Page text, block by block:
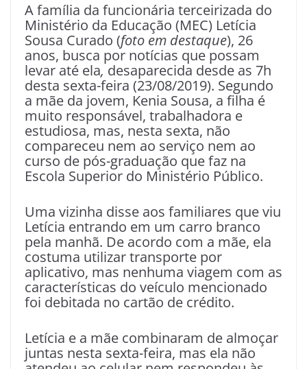
A família da funcionária terceirizada do
Ministério da Educação (MEC) Letícia
Sousa Curado (foto em destaque), 26
anos, busca por notícias que possam
levar até ela, desaparecida desde as 7h
desta sexta-feira (23/08/2019). Segundo
a mãe da jovem, Kenia Sousa, a filha é
muito responsável, trabalhadora e
estudiosa, mas, nesta sexta, não
compareceu nem ao serviço nem ao
curso de pós-graduação que faz na
Escola Superior do Ministério Público.
Uma vizinha disse aos familiares que viu
Letícia entrando em um carro branco
pela manhã. De acordo com a mãe, ela
costuma utilizar transporte por
aplicativo, mas nenhuma viagem com as
características do veículo mencionado
foi debitada no cartão de crédito.
Letícia e a mãe combinaram de almoçar
juntas nesta sexta-feira, mas ela não